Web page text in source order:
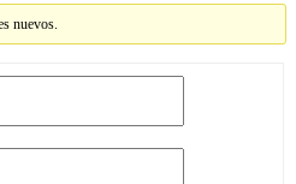
nuevos.